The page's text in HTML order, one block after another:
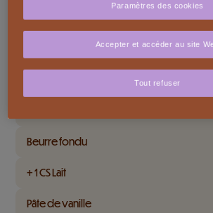
CAILLER DESSERT Noir 80%, fondu
Bananes très mûres
Beurre fondu
+ 1 CS Lait
Pâte de vanille
Paramètres des cookies
Tout refuser
Accepter et accéder au site